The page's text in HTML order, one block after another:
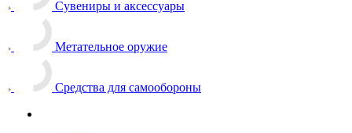
Сувениры и аксессуары
Метательное оружие
Средства для самообороны